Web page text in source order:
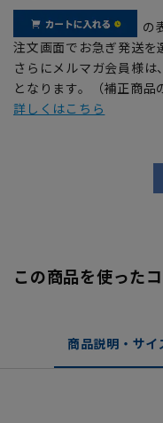
の
注文画面でお急ぎ発送を
さらにメルマガ会員様
となります。（補正商品
詳しくはこちら
この商品を使った
商品説明・サイ